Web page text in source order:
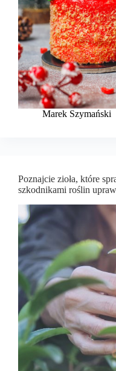
Marek Szymański​
Poznajcie zioła, które
szkodnikami roślin